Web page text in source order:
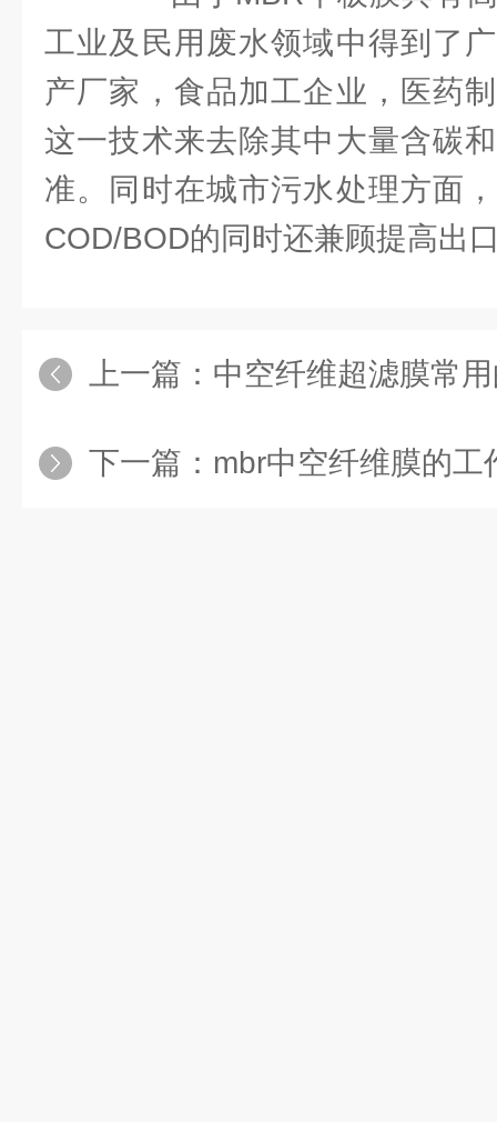
工业及民用废水领域中得到了
产厂家，食品加工企业，医药
这一技术来去除其中大量含碳
准。同时在城市污水处理方面
COD/BOD的同时还兼顾提高出
上一篇： 中空纤维超滤膜常
下一篇： mbr中空纤维膜的工